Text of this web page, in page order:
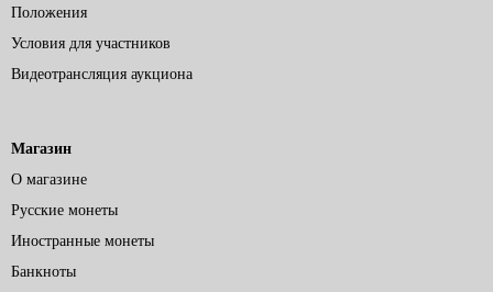
Положения
Условия для участников
Видеотрансляция аукциона
Магазин
О магазине
Русские монеты
Иностранные монеты
Банкноты